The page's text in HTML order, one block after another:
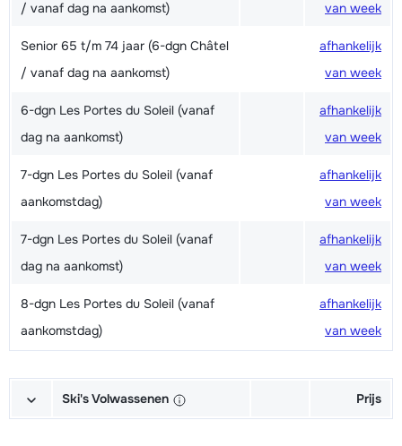
/ vanaf dag na aankomst)
van week
Senior 65 t/m 74 jaar (6-dgn Châtel
/ vanaf dag na aankomst)
afhankelijk
van week
6-dgn Les Portes du Soleil (vanaf
dag na aankomst)
afhankelijk
van week
7-dgn Les Portes du Soleil (vanaf
aankomstdag)
afhankelijk
van week
7-dgn Les Portes du Soleil (vanaf
dag na aankomst)
afhankelijk
van week
8-dgn Les Portes du Soleil (vanaf
aankomstdag)
afhankelijk
van week
Ski's Volwassenen Prijs